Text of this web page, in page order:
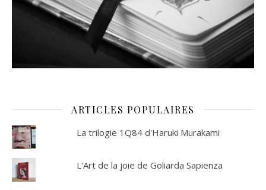
ARTICLES POPULAIRES
La trilogie 1Q84 d'Haruki Murakami
L'Art de la joie de Goliarda Sapienza